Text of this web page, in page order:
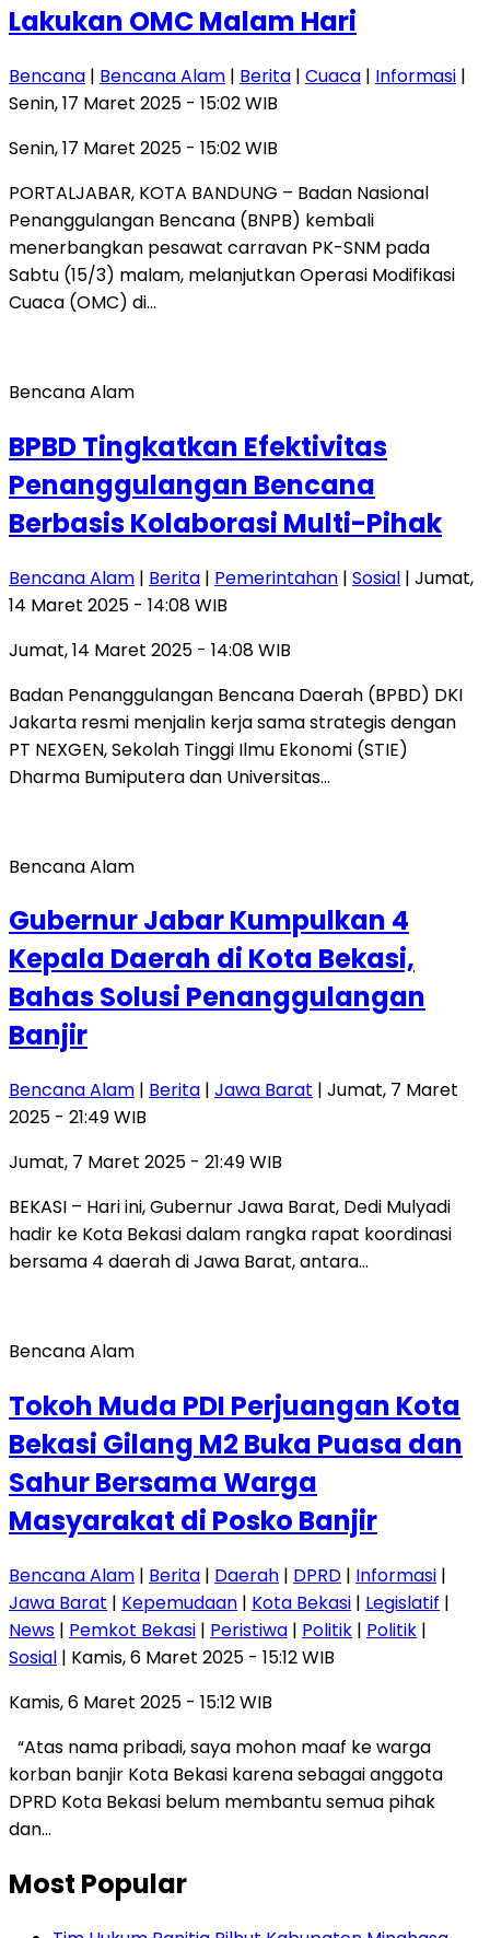
Lakukan OMC Malam Hari
Bencana | Bencana Alam | Berita | Cuaca | Informasi |
Senin, 17 Maret 2025 - 15:02 WIB
Senin, 17 Maret 2025 - 15:02 WIB
PORTALJABAR, KOTA BANDUNG – Badan Nasional
Penanggulangan Bencana (BNPB) kembali
menerbangkan pesawat carravan PK-SNM pada
Sabtu (15/3) malam, melanjutkan Operasi Modifikasi
Cuaca (OMC) di…
Bencana Alam
BPBD Tingkatkan Efektivitas
Penanggulangan Bencana
Berbasis Kolaborasi Multi-Pihak
Bencana Alam | Berita | Pemerintahan | Sosial | Jumat,
14 Maret 2025 - 14:08 WIB
Jumat, 14 Maret 2025 - 14:08 WIB
Badan Penanggulangan Bencana Daerah (BPBD) DKI
Jakarta resmi menjalin kerja sama strategis dengan
PT NEXGEN, Sekolah Tinggi Ilmu Ekonomi (STIE)
Dharma Bumiputera dan Universitas…
Bencana Alam
Gubernur Jabar Kumpulkan 4
Kepala Daerah di Kota Bekasi,
Bahas Solusi Penanggulangan
Banjir
Bencana Alam | Berita | Jawa Barat | Jumat, 7 Maret
2025 - 21:49 WIB
Jumat, 7 Maret 2025 - 21:49 WIB
BEKASI – Hari ini, Gubernur Jawa Barat, Dedi Mulyadi
hadir ke Kota Bekasi dalam rangka rapat koordinasi
bersama 4 daerah di Jawa Barat, antara…
Bencana Alam
Tokoh Muda PDI Perjuangan Kota
Bekasi Gilang M2 Buka Puasa dan
Sahur Bersama Warga
Masyarakat di Posko Banjir
Bencana Alam | Berita | Daerah | DPRD | Informasi |
Jawa Barat | Kepemudaan | Kota Bekasi | Legislatif |
News | Pemkot Bekasi | Peristiwa | Politik | Politik |
Sosial | Kamis, 6 Maret 2025 - 15:12 WIB
Kamis, 6 Maret 2025 - 15:12 WIB
“Atas nama pribadi, saya mohon maaf ke warga
korban banjir Kota Bekasi karena sebagai anggota
DPRD Kota Bekasi belum membantu semua pihak
dan…
Most Popular